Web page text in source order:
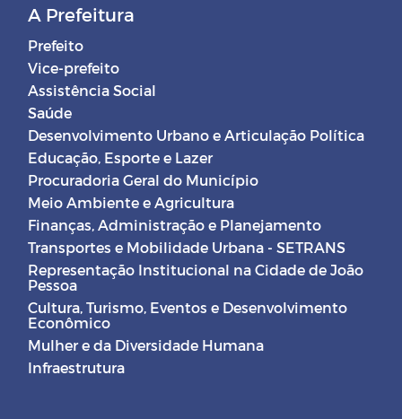
A Prefeitura
Prefeito
Vice-prefeito
Assistência Social
Saúde
Desenvolvimento Urbano e Articulação Política
Educação, Esporte e Lazer
Procuradoria Geral do Município
Meio Ambiente e Agricultura
Finanças, Administração e Planejamento
Transportes e Mobilidade Urbana - SETRANS
Representação Institucional na Cidade de João
Pessoa
Cultura, Turismo, Eventos e Desenvolvimento
Econômico
Mulher e da Diversidade Humana
Infraestrutura